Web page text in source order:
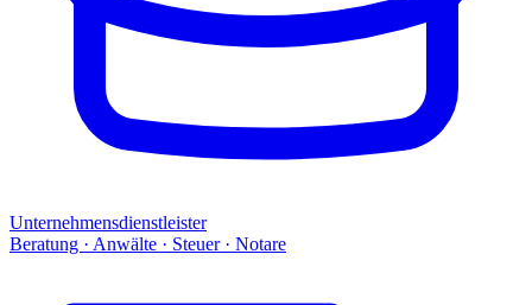
Unternehmensdienstleister
Beratung · Anwälte · Steuer · Notare